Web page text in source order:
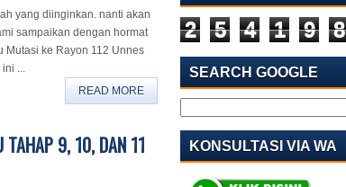
yang diinginkan. nanti akan
sampaikan dengan hormat
Mutasi ke Rayon 112 Unnes
...
READ MORE
TAHAP 9, 10, DAN 11
2 5 4 1 9 8
SEARCH GOOGLE
KONSULTASI VIA WA